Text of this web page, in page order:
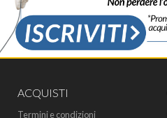
ACQUISTI
Termini e condizioni